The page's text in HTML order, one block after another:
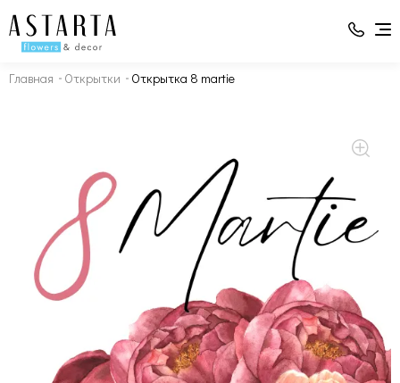
Главная Открытки Открытка 8 martie